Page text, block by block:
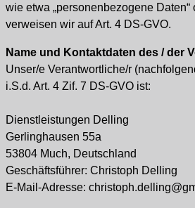
wie etwa „personenbezogene Daten“
verweisen wir auf Art. 4 DS-GVO.
Name und Kontaktdaten des / der
Unser/e Verantwortliche/r
i.S.d. Art. 4 Zif. 7 DS-GVO ist:
Dienstleistungen Delling
Gerlinghausen 55a
53804 Much, Deutschland
Geschäftsführer: Christoph Delling
E-Mail-Adresse: